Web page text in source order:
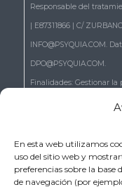
En esta web utilizamos
uso del sitio web y
preferencias sobre la
de navegación (por
Responsable del
| E87311866 | C/
INFO@PSYQUIA.COM.
DPO@PSYQUIA.COM.
Finalidades: Gestionar la
22 del RGPD, de acceso,